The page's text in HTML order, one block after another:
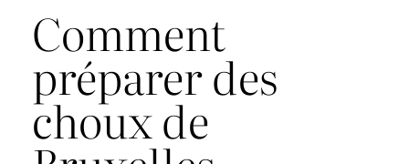
Comment
préparer des
choux de